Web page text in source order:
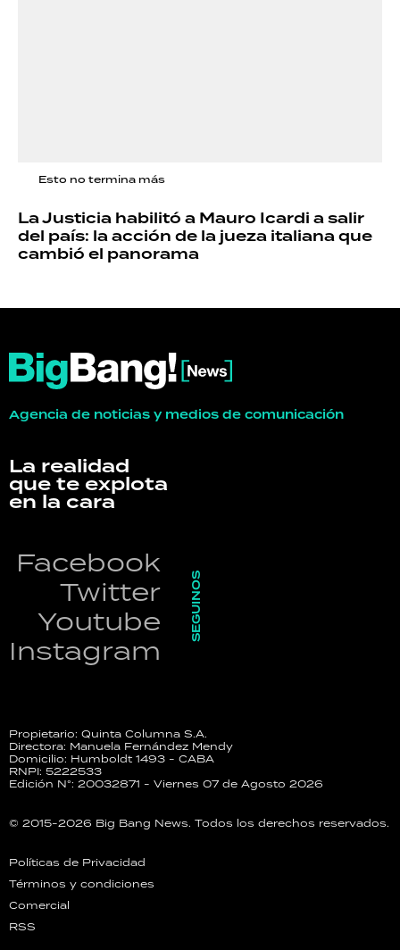
Esto no termina más
La Justicia habilitó a Mauro Icardi a salir
del país: la acción de la jueza italiana que
cambió el panorama
Agencia de noticias y medios de comunicación
La realidad
que te explota
en la cara
Facebook
Twitter
Youtube
Instagram
SEGUINOS
Propietario: Quinta Columna S.A.
Directora: Manuela Fernández Mendy
Domicilio: Humboldt 1493 - CABA
RNPI: 5222533
Edición N°: 20032871 - Viernes 07 de Agosto 2026
© 2015-2026 Big Bang News. Todos los derechos reservados.
Políticas de Privacidad
Términos y condiciones
Comercial
RSS